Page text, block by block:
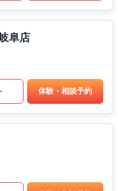
阜店
体験・相談予約